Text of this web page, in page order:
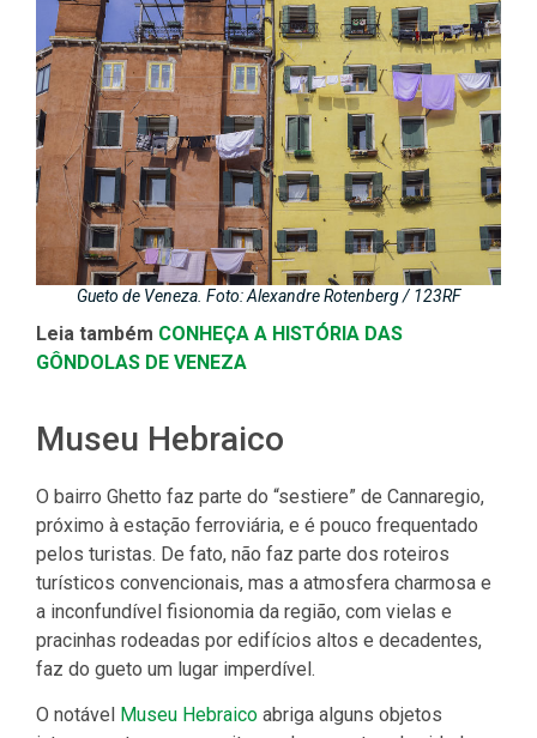
Gueto de Veneza. Foto: Alexandre Rotenberg / 123RF
Leia também CONHEÇA A HISTÓRIA DAS
GÔNDOLAS DE VENEZA
Museu Hebraico
O bairro Ghetto faz parte do “sestiere” de Cannaregio,
próximo à estação ferroviária, e é pouco frequentado
pelos turistas. De fato, não faz parte dos roteiros
turísticos convencionais, mas a atmosfera charmosa e
a inconfundível fisionomia da região, com vielas e
pracinhas rodeadas por edifícios altos e decadentes,
faz do gueto um lugar imperdível.
O notável Museu Hebraico abriga alguns objetos